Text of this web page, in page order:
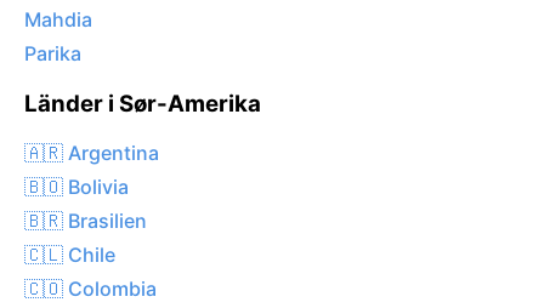
Mahdia
Parika
Länder i Sør-Amerika
🇦🇷 Argentina
🇧🇴 Bolivia
🇧🇷 Brasilien
🇨🇱 Chile
🇨🇴 Colombia